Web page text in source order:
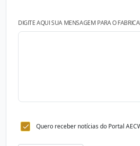
DIGITE AQUI SUA MENSAGEM PARA O
Quero receber notícias do Portal